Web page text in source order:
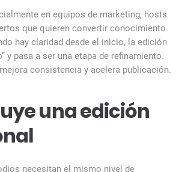
en equipos de marketing, hosts
que quieren convertir conocimiento
hay claridad desde el inicio, la edición
y pasa a ser una etapa de refinamiento.
consistencia y acelera publicación.
una edición
necesitan el mismo nivel de